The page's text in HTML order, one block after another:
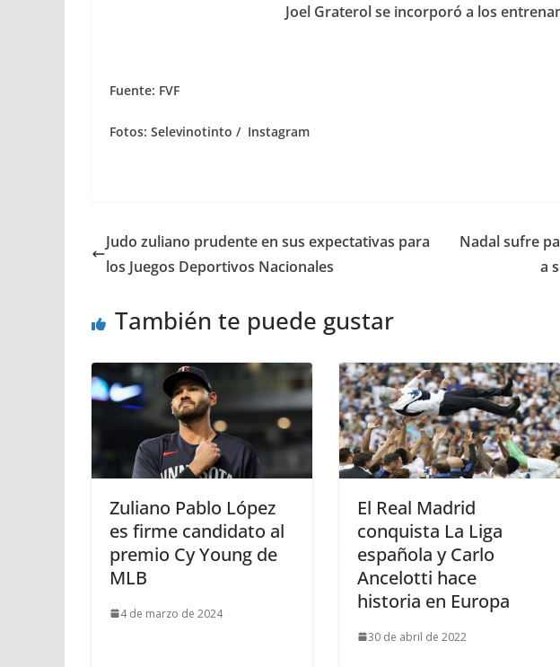
Joel Graterol se incorporó a los
Fuente: FVF
Fotos: Selevinotinto / Instagram
Judo zuliano prudente en sus expectativas para
los Juegos Deportivos Nacionales
Nadal sufre
a
También te puede gustar
Zuliano Pablo López
es firme candidato al
premio Cy Young de
MLB
4 de marzo de 2024
El Real Madrid
conquista La Liga
española y Carlo
Ancelotti hace
historia en Europa
30 de abril de 2022